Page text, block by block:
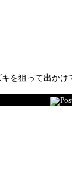
を狙って出か